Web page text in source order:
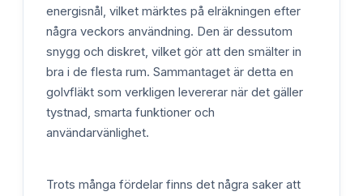
energisnål, vilket märktes på elräkningen efter
några veckors användning. Den är dessutom
snygg och diskret, vilket gör att den smälter in
bra i de flesta rum. Sammantaget är detta en
golvfläkt som verkligen levererar när det gäller
tystnad, smarta funktioner och
användarvänlighet.
Trots många fördelar finns det några saker att